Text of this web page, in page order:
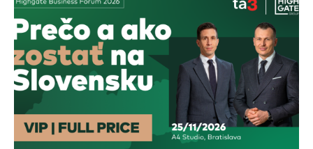
Nepremeškajte
našu pripravovanú
konferenciu